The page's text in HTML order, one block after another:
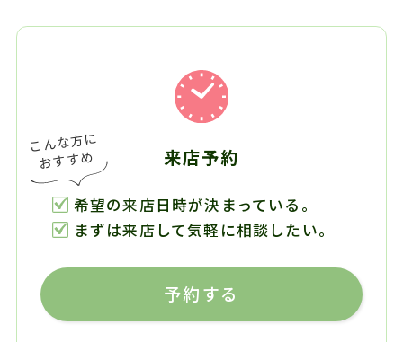
来店予約
希望の来店日時が決まっている。
まずは来店して気軽に相談したい。
予約する